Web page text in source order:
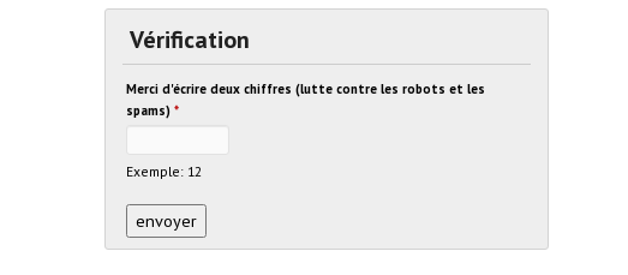
Vérification
Merci d'écrire deux chiffres (lutte contre les robots et les
spams)*
Exemple: 12